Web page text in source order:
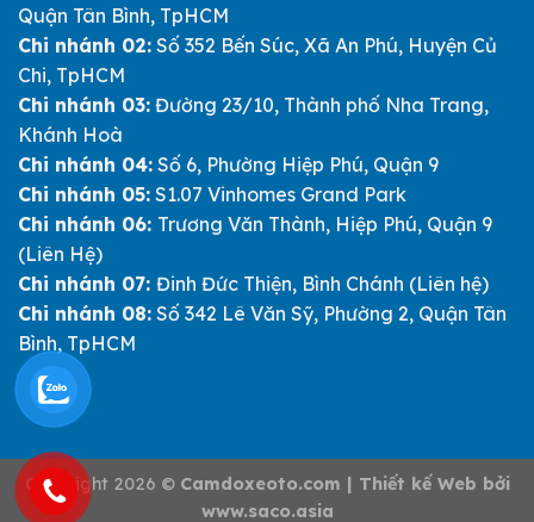
Quận Tân Bình, TpHCM
Chi nhánh 02: Số 352 Bến Súc, Xã An Phú, Huyện Củ
Chi, TpHCM
Chi nhánh 03: Đường 23/10, Thành phố Nha Trang,
Khánh Hoà
Chi nhánh 04: Số 6, Phường Hiệp Phú, Quận 9
Chi nhánh 05: S1.07 Vinhomes Grand Park
Chi nhánh 06: Trương Văn Thành, Hiệp Phú, Quận 9
(Liên Hệ)
Chi nhánh 07: Đinh Đức Thiện, Bình Chánh (Liên hệ)
Chi nhánh 08: Số 342 Lê Văn Sỹ, Phường 2, Quận Tân
Bình, TpHCM
Copyright 2026 © Camdoxeoto.com | Thiết kế Web bởi
www.saco.asia